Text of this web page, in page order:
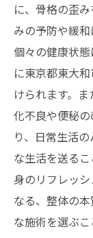
東大
口コ
初め
個別
地域
心地よい
整体
施術
慢性
整体
に、骨格の歪
みの予防や緩和
個々の健康状
に東京都東大
けられます。
化不良や便秘
り、日常生活
な生活を送る
身のリフレッ
なる、整体の
な施術を選ぶこ